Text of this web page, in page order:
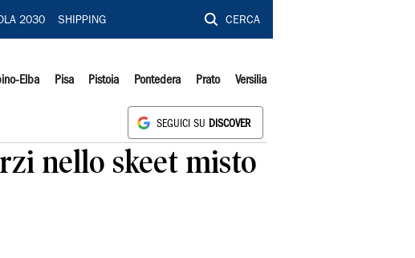
2030 SHIPPING CERCA
Elba Pisa Pistoia Pontedera Prato Versilia
SEGUICI SU DISCOVER
nello skeet misto